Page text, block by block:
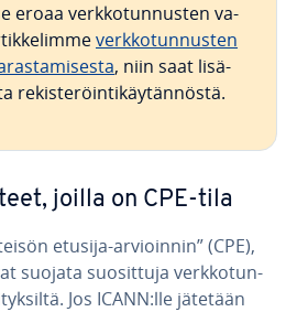
eroaa verk­ko­tun­nus­ten va­
verk­ko­tun­nus­ten
, niin saat li­sä­
re­kis­te­röin­ti­käy­tän­nös­tä.
joilla on CPE-tila
etusija-ar­vioin­nin” (CPE),
suojata suo­sit­tu­ja verk­ko­tun­
Jos ICANN:lle jätetään